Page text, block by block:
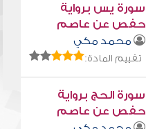
سورة يس برواية
حفص عن عاصم
محمد مكي
تقييم المادة:
سورة الحج برواية
حفص عن عاصم